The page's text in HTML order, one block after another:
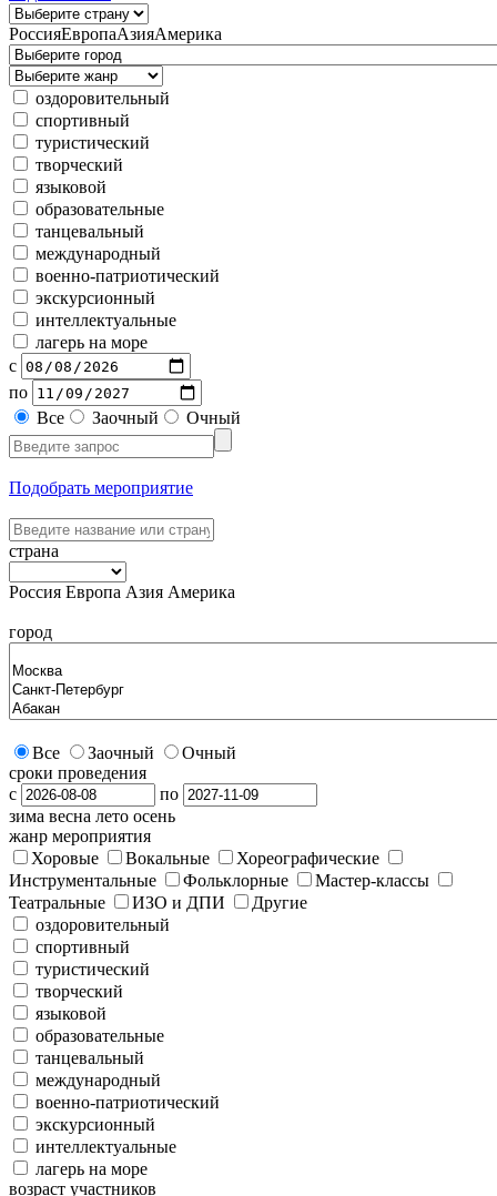
РоссияЕвропаАзияАмерика
оздоровительный
спортивный
туристический
творческий
языковой
образовательные
танцевальный
международный
военно-патриотический
экскурсионный
интеллектуальные
лагерь на море
с
по
Все
Заочный Очный
Подобрать мероприятие
страна
Россия Европа Азия Америка
город
Все Заочный
Очный
сроки проведения
с
по
зима весна лето осень
жанр мероприятия
Хоровые
Вокальные
Хореографические
Инструментальные
Фольклорные
Мастер-классы
Театральные
ИЗО и ДПИ
Другие
оздоровительный
спортивный
туристический
творческий
языковой
образовательные
танцевальный
международный
военно-патриотический
экскурсионный
интеллектуальные
лагерь на море
возраст участников